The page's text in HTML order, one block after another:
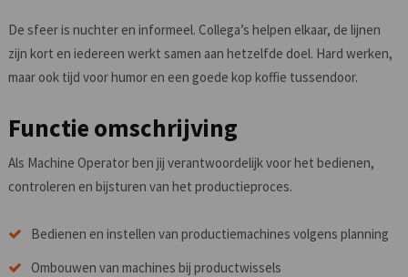
De sfeer is nuchter en informeel. Collega’s helpen elkaar, de lijnen
zijn kort en iedereen werkt samen aan hetzelfde doel. Hard werken,
maar ook tijd voor humor en een goede kop koffie tussendoor.
Functie omschrijving
Als Machine Operator ben jij verantwoordelijk voor het bedienen,
controleren en bijsturen van het productieproces.
Bedienen en instellen van productiemachines volgens planning
Ombouwen van machines bij productwissels